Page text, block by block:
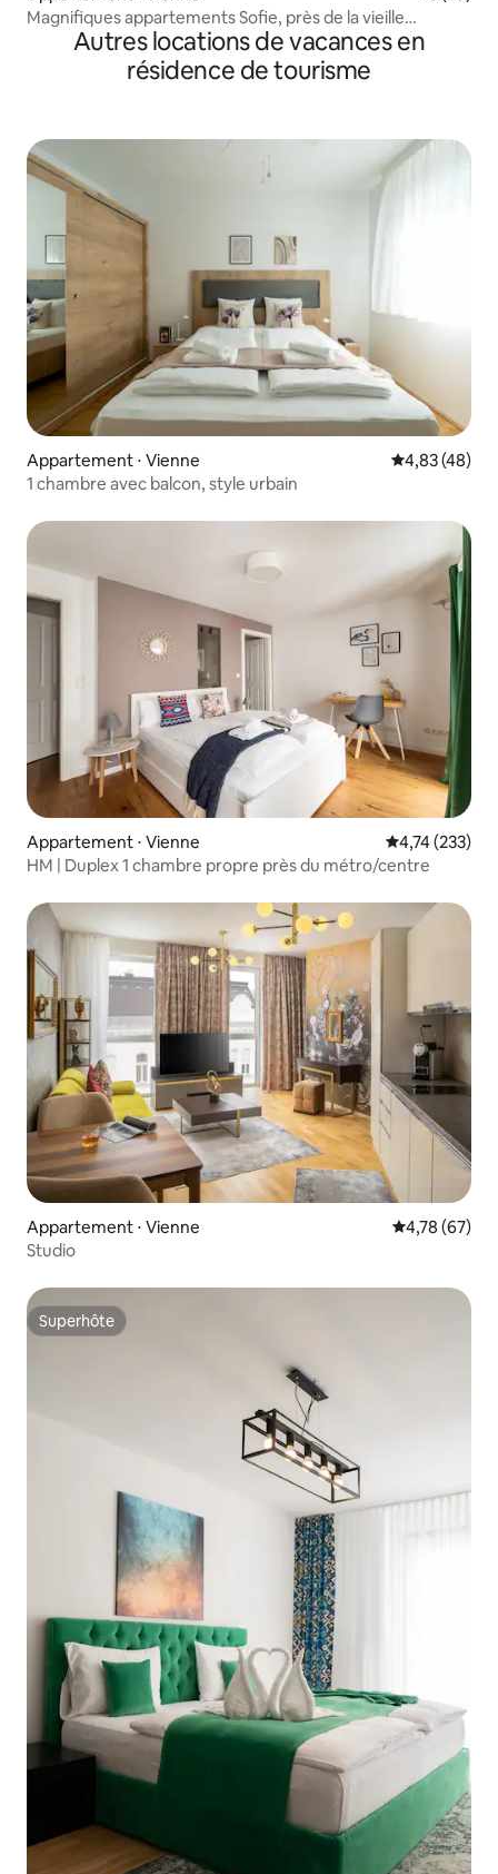
Magnifiques appartements Sofie, près de la vieille
ville+calmeAutres locations de vacances en
résidence de tourisme
Appartement ⋅ Vienne Évaluation
4,83 (48)
1 chambre avec balcon, style urbain
Appartement ⋅ Vienne Évaluation
4,74 (233)
HM | Duplex 1 chambre propre près du métro/centre
Appartement ⋅ Vienne Évaluation
4,78 (67)
Studio
Superhôte
Superhôte